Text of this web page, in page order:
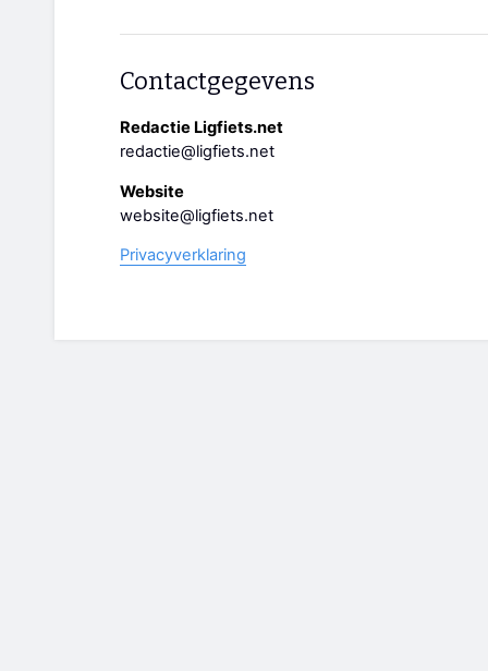
Contactgegevens
Redactie Ligfiets.net
redactie@ligfiets.net
Website
website@ligfiets.net
Privacyverklaring